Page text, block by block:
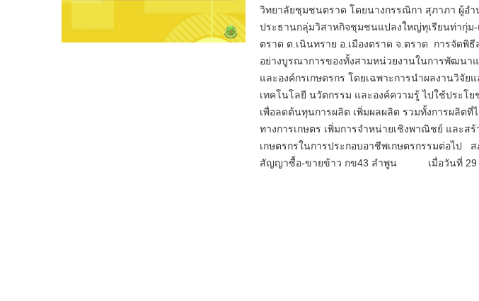
วิทยาลัยชุมชนตราด โดยนางกรรณิกา สุภาภา ผู้อำ
ประธานกลุ่มวิสาหกิจชุมชนแปลงใหญ่ทุเรียนท่ากุ่
ตราด ต.เนินทราย อ.เมืองตราด จ.ตราด การจัดพิ
อย่างบูรณาการของทั้งสามหน่วยงานในการพัฒนา
และองค์กรเกษตรกร โดยเฉพาะการนำผลงานวิจั
เทคโนโลยี นวัตกรรม และองค์ความรู้ ไปใช้ประโ
เพื่อลดต้นทุนการผลิต เพิ่มผลผลิต รวมทั้งการผลิตที่
ทางการเกษตร เพิ่มการจำหน่ายเชิงพาณิชย์ และส
เกษตรกรในการประกอบอาชีพเกษตรกรรมต่อไป
สัญญาซื้อ-ขายข้าว กข43 ลำพูน เมื่อวันที่ 29